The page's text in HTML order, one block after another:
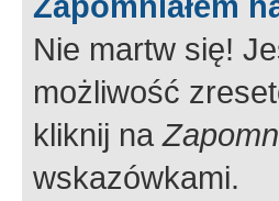
Nie martw się!
możliwość
kliknij na
wskazówkami.